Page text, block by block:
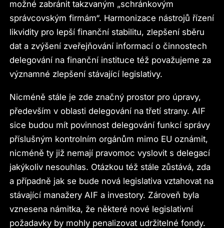
možné zabránit takzvaným „schránkovým
správcovským firmám“. Harmonizace nástrojů řízení
likvidity pro lepší finanční stabilitu, zlepšení sběru
dat a zvýšení zveřejňování informací o činnostech
delegování na finanční instituce též považujeme za
významné zlepšení stávající legislativy.
Nicméně stále je zde značný prostor pro úpravy,
především v oblasti delegování na třetí strany. AIF
sice budou mít povinnost delegování funkcí správy
příslušným kontrolním orgánům mimo EU oznámit,
nicméně ty již nemají pravomoc vyslovit s delegací
jakýkoliv nesouhlas. Otázkou též stále zůstává, zda
a případně jak se bude nová legislativa vztahovat na
stávající manažery AIF a investory. Zároveň byla
vznesena námitka, že některé nové legislativní
požadavky by mohly penalizovat udržitelné fondy.